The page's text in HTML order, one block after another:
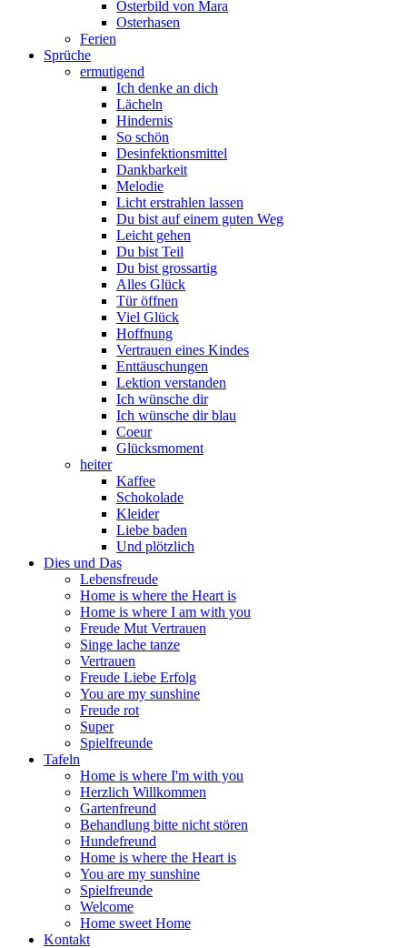
Osterbild von Mara
Osterhasen
Ferien
Sprüche
ermutigend
Ich denke an dich
Lächeln
Hindernis
So schön
Desinfektionsmittel
Dankbarkeit
Melodie
Licht erstrahlen lassen
Du bist auf einem guten Weg
Leicht gehen
Du bist Teil
Du bist grossartig
Alles Glück
Tür öffnen
Viel Glück
Hoffnung
Vertrauen eines Kindes
Enttäuschungen
Lektion verstanden
Ich wünsche dir
Ich wünsche dir blau
Coeur
Glücksmoment
heiter
Kaffee
Schokolade
Kleider
Liebe baden
Und plötzlich
Dies und Das
Lebensfreude
Home is where the Heart is
Home is where I am with you
Freude Mut Vertrauen
Singe lache tanze
Vertrauen
Freude Liebe Erfolg
You are my sunshine
Freude rot
Super
Spielfreunde
Tafeln
Home is where I'm with you
Herzlich Willkommen
Gartenfreund
Behandlung bitte nicht stören
Hundefreund
Home is where the Heart is
You are my sunshine
Spielfreunde
Welcome
Home sweet Home
Kontakt